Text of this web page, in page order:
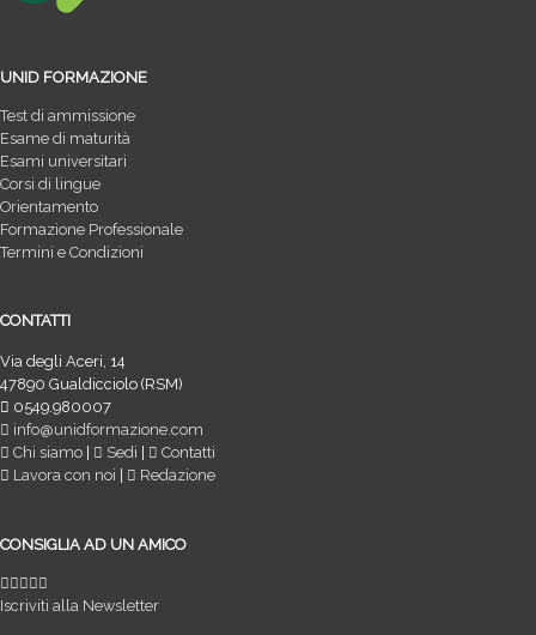
UNID FORMAZIONE
Test di ammissione
Esame di maturità
Esami universitari
Corsi di lingue
Orientamento
Formazione Professionale
Termini e Condizioni
CONTATTI
Via degli Aceri, 14
47890 Gualdicciolo (RSM)
0549.980007
info@unidformazione.com
Chi siamo
Sedi
Contatti
Lavora con noi
Redazione
CONSIGLIA AD UN AMICO
Iscriviti alla Newsletter